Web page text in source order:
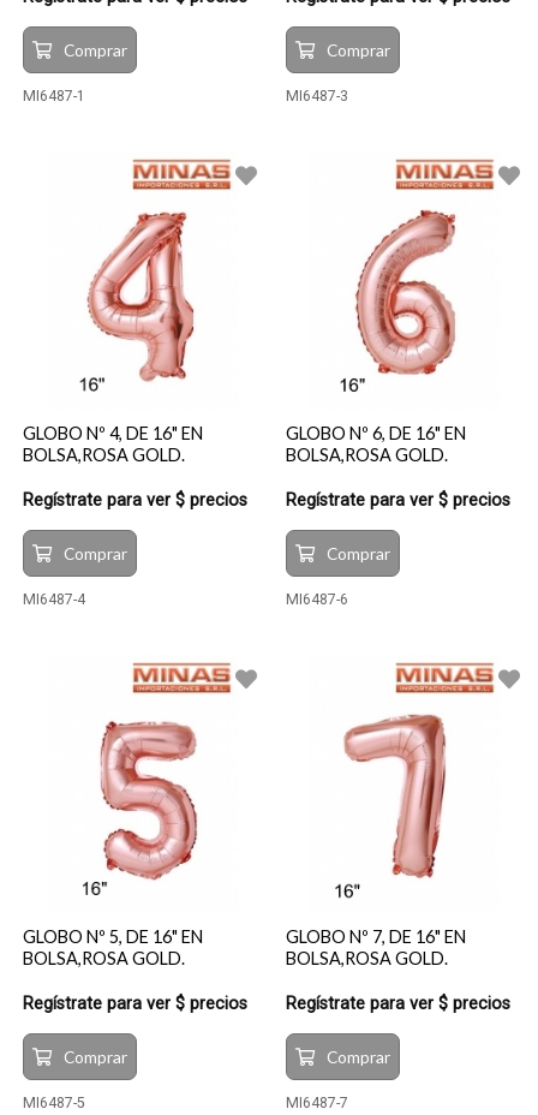
Comprar
MI6487-1
Comprar
MI6487-3
GLOBO Nº 4, DE 16" EN
BOLSA,ROSA GOLD.
Regístrate para ver $ precios
Comprar
MI6487-4
GLOBO Nº 6, DE 16" EN
BOLSA,ROSA GOLD.
Regístrate para ver $ precios
Comprar
MI6487-6
GLOBO Nº 5, DE 16" EN
BOLSA,ROSA GOLD.
Regístrate para ver $ precios
Comprar
MI6487-5
GLOBO Nº 7, DE 16" EN
BOLSA,ROSA GOLD.
Regístrate para ver $ precios
Comprar
MI6487-7